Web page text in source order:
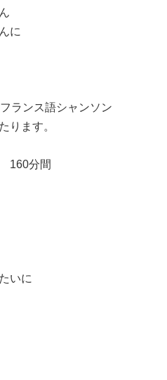
に
ンス語シャンソン
ります。
160分間
いに